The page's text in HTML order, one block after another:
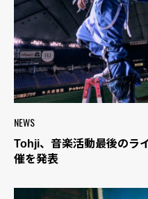
NEWS
Tohji、音楽活動最後のラ
催を発表